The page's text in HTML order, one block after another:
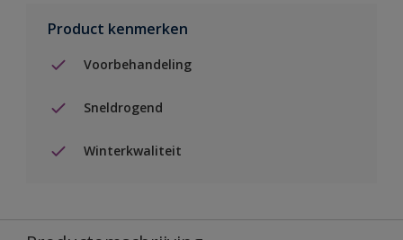
Product kenmerken
Voorbehandeling
Sneldrogend
Winterkwaliteit